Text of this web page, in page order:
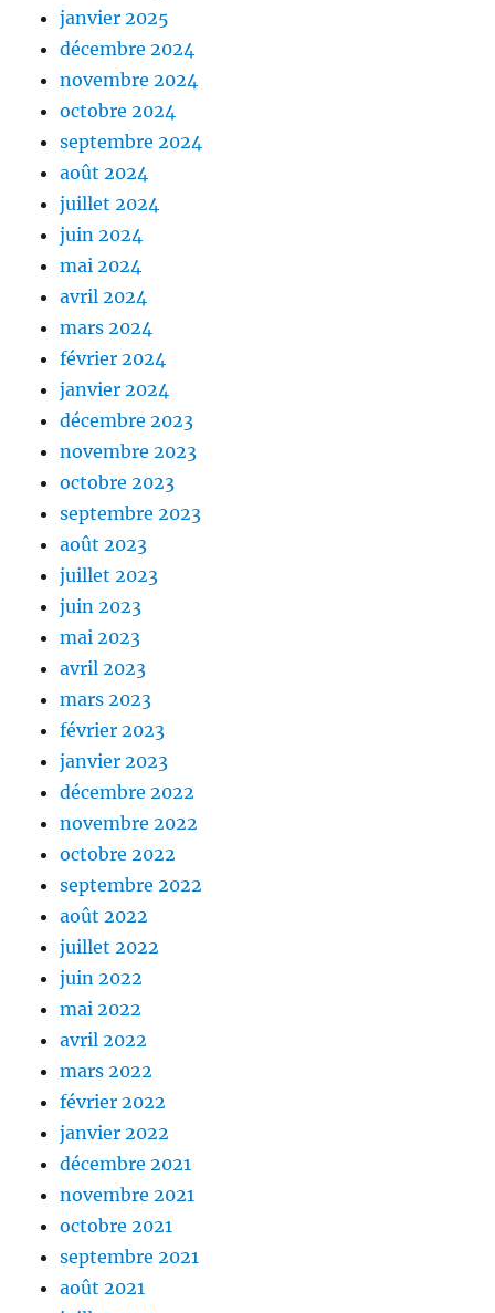
janvier 2025
décembre 2024
novembre 2024
octobre 2024
septembre 2024
août 2024
juillet 2024
juin 2024
mai 2024
avril 2024
mars 2024
février 2024
janvier 2024
décembre 2023
novembre 2023
octobre 2023
septembre 2023
août 2023
juillet 2023
juin 2023
mai 2023
avril 2023
mars 2023
février 2023
janvier 2023
décembre 2022
novembre 2022
octobre 2022
septembre 2022
août 2022
juillet 2022
juin 2022
mai 2022
avril 2022
mars 2022
février 2022
janvier 2022
décembre 2021
novembre 2021
octobre 2021
septembre 2021
août 2021